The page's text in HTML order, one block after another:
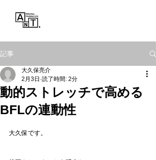
記事
動的ストレッチで高める
BFLの連動性
大久保亮介
2月3日 読了時間: 2分
大久保です。